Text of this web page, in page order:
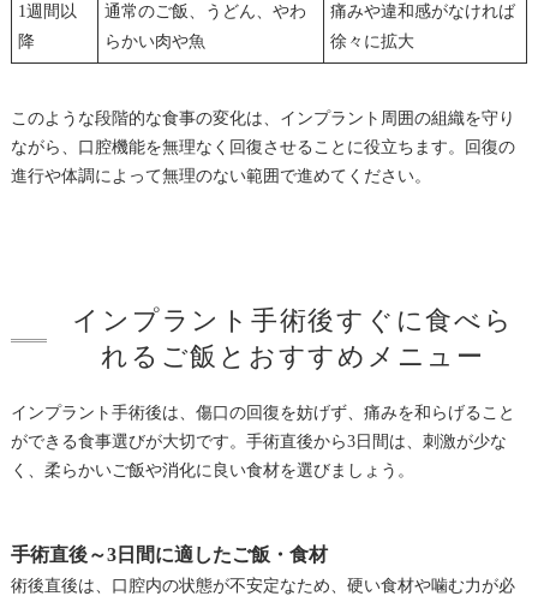
1週間以
降
通常のご飯、うどん、やわ
らかい肉や魚
痛みや違和感がなければ
徐々に拡大
このような段階的な食事の変化は、インプラント周囲の組織を守り
ながら、口腔機能を無理なく回復させることに役立ちます。回復の
進行や体調によって無理のない範囲で進めてください。
インプラント手術後すぐに食べら
れるご飯とおすすめメニュー
インプラント手術後は、傷口の回復を妨げず、痛みを和らげること
ができる食事選びが大切です。手術直後から3日間は、刺激が少な
く、柔らかいご飯や消化に良い食材を選びましょう。
手術直後～3日間に適したご飯・食材
術後直後は、口腔内の状態が不安定なため、硬い食材や噛む力が必